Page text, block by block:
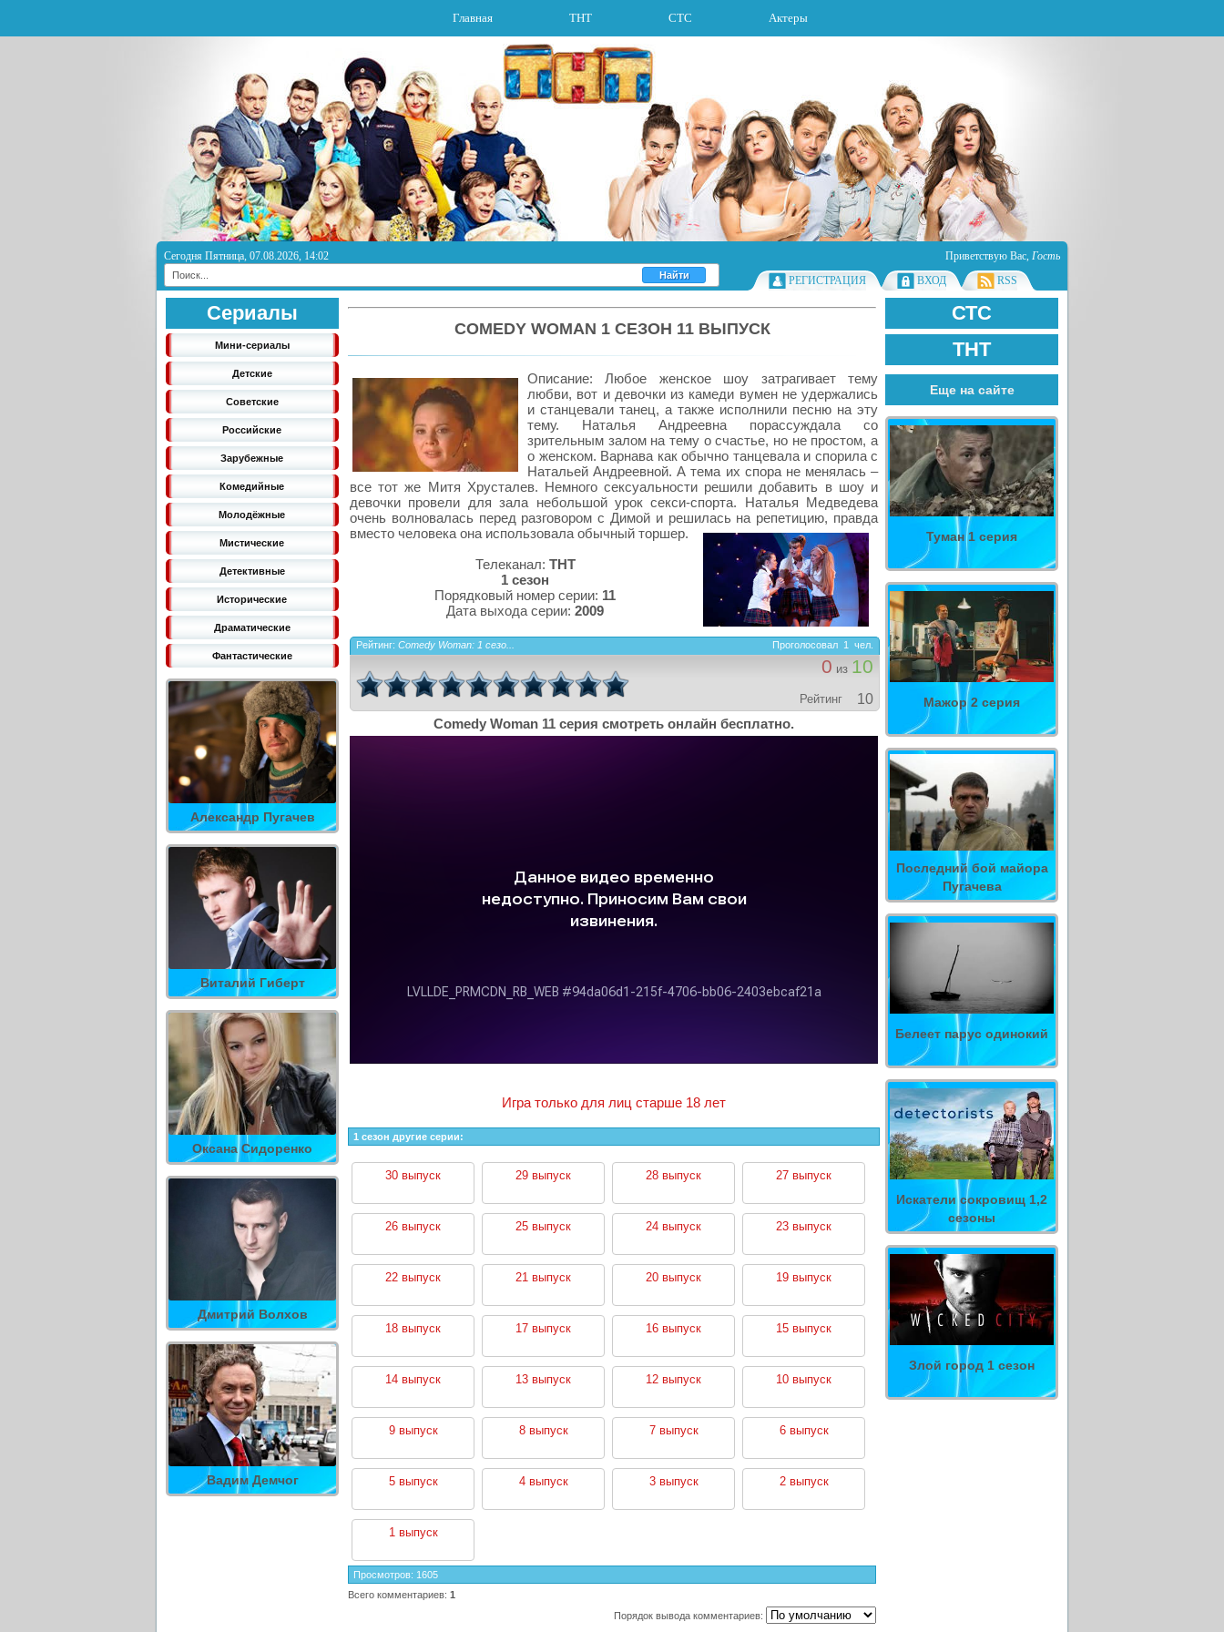
Главная ТНТ СТС Актеры
Сегодня Пятница, 07.08.2026, 14:02 Приветствую Вас, Гость
РЕГИСТРАЦИЯ
ВХОД RSS
Сериалы
Мини-сериалы
Детские
Советские
Российские
Зарубежные
Комедийные
Молодёжные
Мистические
Детективные
Исторические
Драматические
Фантастические
Александр Пугачев
Виталий Гиберт
Оксана Сидоренко
Дмитрий Волхов
Вадим Демчог
СТС
ТНТ
Еще на сайте
Туман 1 серия
Мажор 2 серия
Последний бой майора
Пугачева
Белеет парус одинокий
Искатели сокровищ 1,2
сезоны
Злой город 1 сезон
COMEDY WOMAN 1 СЕЗОН 11 ВЫПУСК
Описание: Любое женское шоу затрагивает тему
любви, вот и девочки из камеди вумен не удержались
и станцевали танец, а также исполнили песню на эту
тему. Наталья Андреевна порассуждала со
зрительным залом на тему о счастье, но не простом, а
о женском. Варнава как обычно танцевала и спорила с
Натальей Андреевной. А тема их спора не менялась –
все тот же Митя Хрусталев. Немного сексуальности решили добавить в шоу и
девочки провели для зала небольшой урок секси-спорта. Наталья Медведева
очень волновалась перед разговором с Димой и решилась на репетицию, правда
вместо человека она использовала обычный торшер.
Телеканал: ТНТ
1 сезон
Порядковый номер серии: 11
Дата выхода серии: 2009
Рейтинг: Comedy Woman: 1 сезо... Проголосовал 1 чел.
0 из 10
Рейтинг
10
Comedy Woman 11 серия смотреть онлайн бесплатно.
Игра только для лиц старше 18 лет
1 сезон другие серии:
30 выпуск 29 выпуск 28 выпуск 27 выпуск
26 выпуск 25 выпуск 24 выпуск 23 выпуск
22 выпуск 21 выпуск 20 выпуск 19 выпуск
18 выпуск 17 выпуск 16 выпуск 15 выпуск
14 выпуск 13 выпуск 12 выпуск 10 выпуск
9 выпуск 8 выпуск 7 выпуск 6 выпуск
5 выпуск 4 выпуск 3 выпуск 2 выпуск
1 выпуск
Просмотров: 1605
Всего комментариев: 1
Порядок вывода комментариев: